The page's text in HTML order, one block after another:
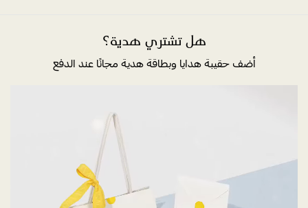
هل تشتري هدية؟
أضف حقيبة هدايا وبطاقة هدية مجانًا عند الدفع